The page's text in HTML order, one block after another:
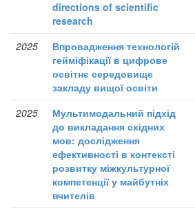
directions of scientific
research
2025
Впровадження технологій
гейміфікації в цифрове
освітнє середовище
закладу вищої освіти
2025
Мультимодальний підхід
до викладання східних
мов: дослідження
ефективності в контексті
розвитку міжкультурної
компетенції у майбутніх
вчителів